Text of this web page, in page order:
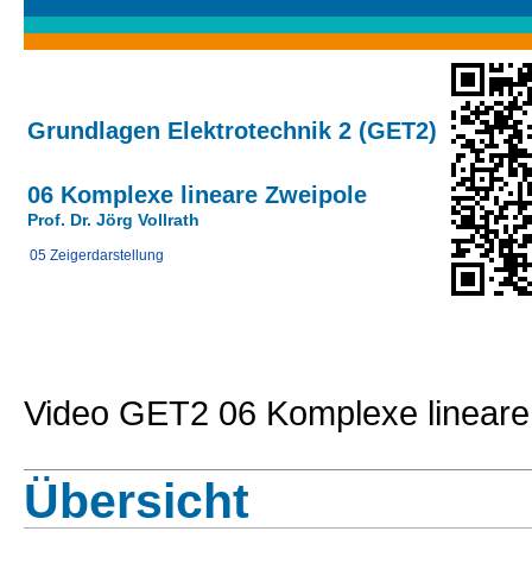
Grundlagen Elektrotechnik 2 (GET2)
06 Komplexe lineare Zweipole
Prof. Dr. Jörg Vollrath
05 Zeigerdarstellung
Video GET2 06 Komplexe
Übersicht